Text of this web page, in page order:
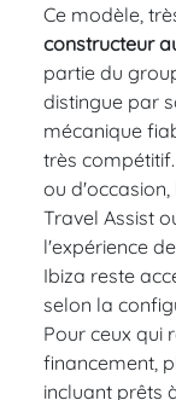
Ce modèle,
constructeur
partie du
distingue par
mécanique
très
ou
Travel Assist
l'expérience
Ibiza reste
selon la
Pour ceux qui
financement,
incluant prêts